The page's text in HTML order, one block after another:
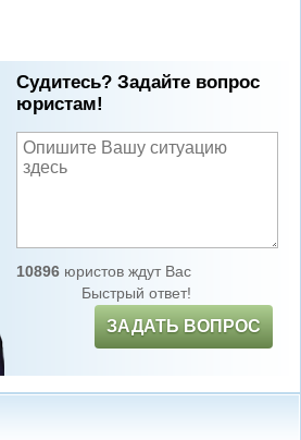
Судитесь? Задайте вопрос
юристам!
10896юристов ждут Вас
Быстрый ответ!
ЗАДАТЬ ВОПРОС